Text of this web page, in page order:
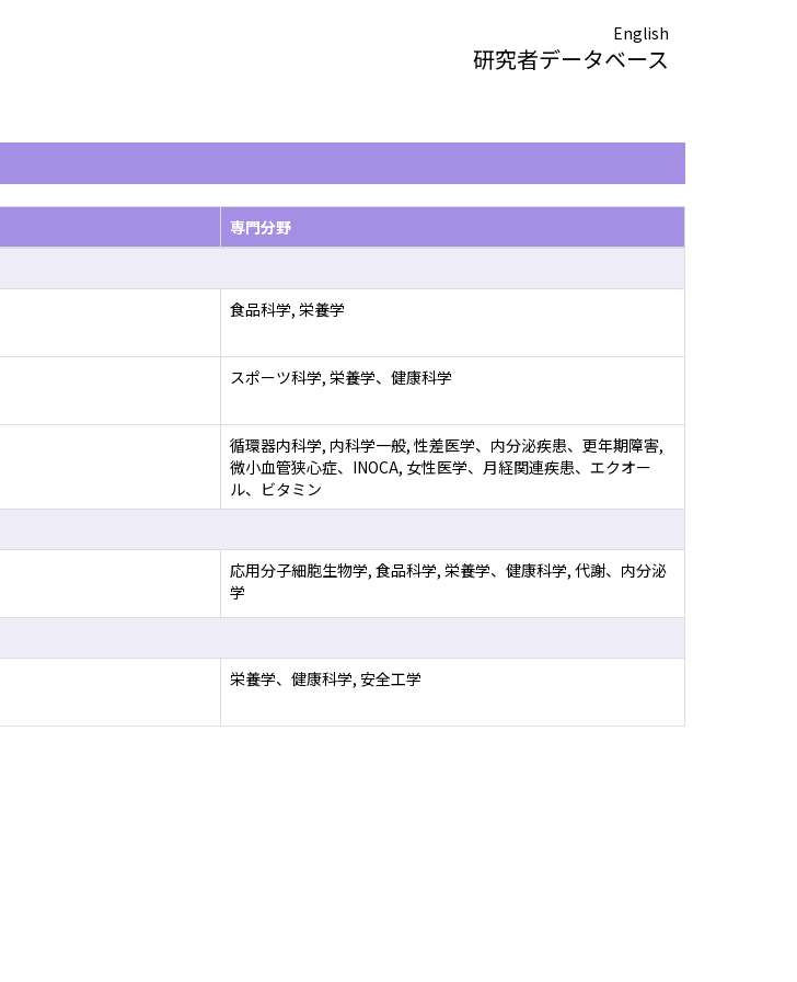
English
研究者データベース
専門分野
食品科学, 栄養学
スポーツ科学, 栄養学、健康科学
循環器内科学, 内科学一般, 性差医学、内分泌疾患、更年期障害,
微小血管狭心症、INOCA, 女性医学、月経関連疾患、エクオー
ル、ビタミン
応用分子細胞生物学, 食品科学, 栄養学、健康科学, 代謝、内分泌
学
栄養学、健康科学, 安全工学